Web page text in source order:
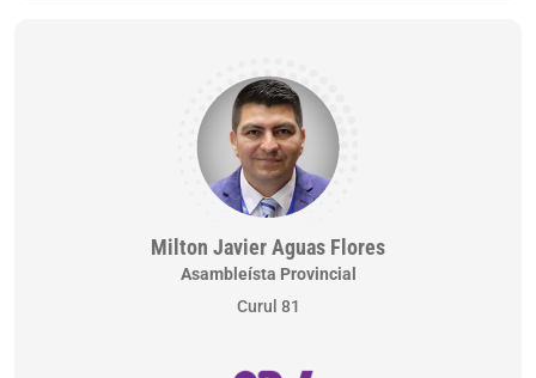
Milton Javier Aguas Flores
Asambleísta Provincial
Curul 81